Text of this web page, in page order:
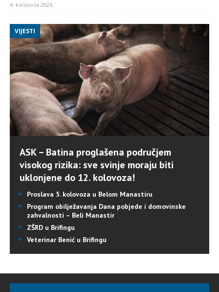
4. kolovoza 2026.
VIJESTI
ASK – Batina proglašena područjem
visokog rizika: sve svinje moraju biti
uklonjene do 12. kolovoza!
Proslava 5. kolovoza u Belom Manastiru
Program obilježavanja Dana pobjede i domovinske
zahvalnosti – Beli Manastir
ZŠRD u Brifingu
Veterinar Benić u Brifingu